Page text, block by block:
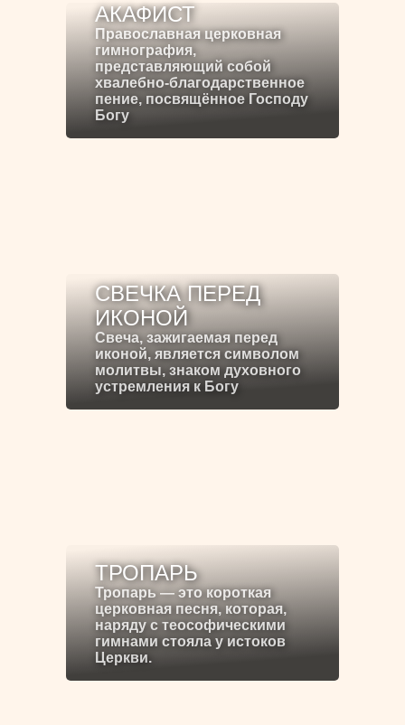
АКАФИСТ
Православная церковная
гимнография,
представляющий собой
хвалебно-благодарственное
пение, посвящённое Господу
Богу
СВЕЧКА ПЕРЕД
ИКОНОЙ
Свеча, зажигаемая перед
иконой, является символом
молитвы, знаком духовного
устремления к Богу
ТРОПАРЬ
Тропарь — это короткая
церковная песня, которая,
наряду с теософическими
гимнами стояла у истоков
Церкви.